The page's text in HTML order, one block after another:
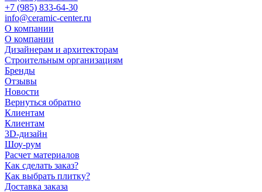
+7 (985) 833-64-30
info@ceramic-center.ru
О компании
О компании
Дизайнерам и архитекторам
Строительным организациям
Бренды
Отзывы
Новости
Вернуться обратно
Клиентам
Клиентам
3D-дизайн
Шоу-рум
Расчет материалов
Как сделать заказ?
Как выбрать плитку?
Доставка заказа